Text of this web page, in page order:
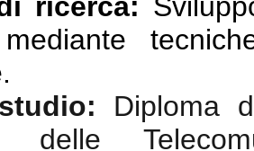
mediante
.
Diploma
delle